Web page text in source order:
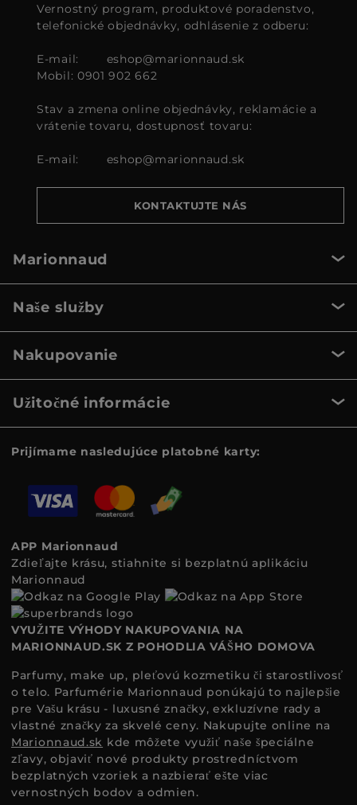
Vernostný program, produktové poradenstvo,
telefonické objednávky, odhlásenie z odberu:
E-mail:
eshop@marionnaud.sk
Mobil: 0901 902 662
Stav a zmena online objednávky, reklamácie a
vrátenie tovaru, dostupnosť tovaru:
E-mail: eshop@marionnaud.sk
KONTAKTUJTE NÁS
Marionnaud
Naše služby
Nakupovanie
Užitočné informácie
Prijímame nasledujúce platobné karty:
APP Marionnaud
Zdieľajte krásu, stiahnite si bezplatnú aplikáciu
Marionnaud
VYUŽITE VÝHODY NAKUPOVANIA NA
MARIONNAUD.SK Z POHODLIA VÁŠHO DOMOVA
Parfumy, make up, pleťovú kozmetiku či starostlivosť
o telo. Parfumérie Marionnaud ponúkajú to najlepšie
pre Vašu krásu - luxusné značky, exkluzívne rady a
vlastné značky za skvelé ceny. Nakupujte online na
Marionnaud.sk kde môžete využiť naše špeciálne
zľavy, objaviť nové produkty prostredníctvom
bezplatných vzoriek a nazbierať ešte viac
vernostných bodov a odmien.